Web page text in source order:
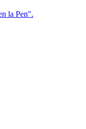
la Pen".